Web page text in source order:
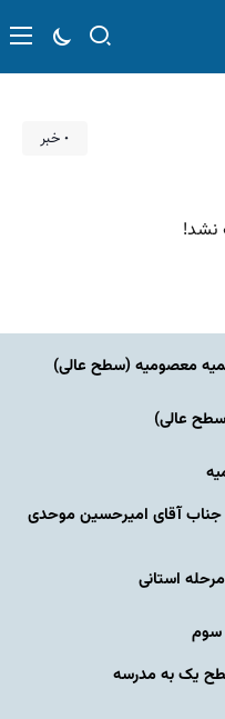
۰ خبر
نشد!
معصومیه‌ (سطح عالی)
عالی)
آقای امیرحسین موحدی
استانی
سوم
یک به مدرسه